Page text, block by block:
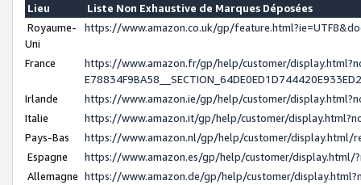
Lieu
Liste Non Exhaustive de Marques Déposées
Royaume-
Uni
https://www.amazon.co.uk/gp/
France
https://www.amazon.fr/gp/help/customer/
Irlande
https://www.amazon.ie/gp/help/customer/
Italie
https://www.amazon.it/gp/help/customer/
Pays-Bas
https://www.amazon.nl/gp/help/customer/display.html/
Espagne
https://www.amazon.es/gp/help/customer/display.html/
Allemagne https://www.amazon.de/gp/help/customer/